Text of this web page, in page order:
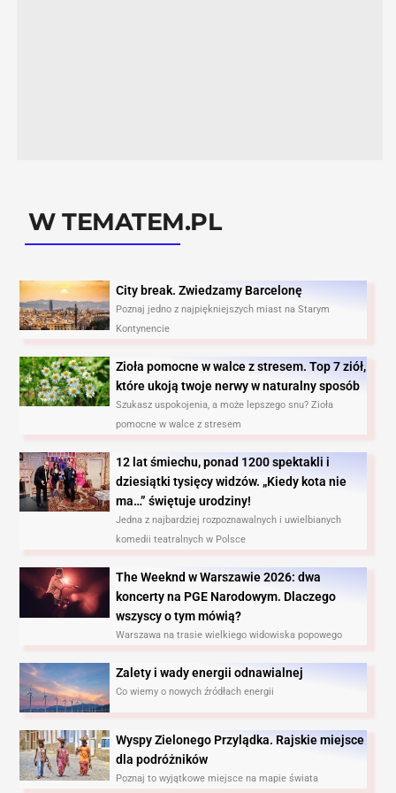
W TEMATEM.PL
City break. Zwiedzamy Barcelonę​
Poznaj jedno z najpiękniejszych miast na Starym
Kontynencie
Zioła pomocne w walce z stresem. Top 7 ziół,
które ukoją twoje nerwy w naturalny sposób
Szukasz uspokojenia, a może lepszego snu? Zioła
pomocne w walce z stresem
12 lat śmiechu, ponad 1200 spektakli i
dziesiątki tysięcy widzów. „Kiedy kota nie
ma…” świętuje urodziny!
Jedna z najbardziej rozpoznawalnych i uwielbianych
komedii teatralnych w Polsce
The Weeknd w Warszawie 2026: dwa
koncerty na PGE Narodowym. Dlaczego
wszyscy o tym mówią?
Warszawa na trasie wielkiego widowiska popowego
Zalety i wady energii odnawialnej
Co wiemy o nowych źródłach energii
Wyspy Zielonego Przylądka. Rajskie miejsce
dla podróżników
Poznaj to wyjątkowe miejsce na mapie świata